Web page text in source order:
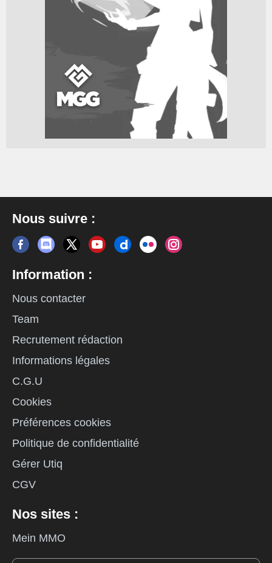
Nous suivre :
Information :
Nous contacter
Team
Recrutement rédaction
Informations légales
C.G.U
Cookies
Préférences cookies
Politique de confidentialité
Gérer Utiq
CGV
Nos sites :
Mein MMO